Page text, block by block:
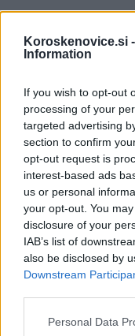
Koroskenovice.si -
Information
If you wish to opt-out
processing of your
targeted advertising
section to confirm
opt-out request is
interest-based ads
us or personal
your opt-out. You
disclosure of your
IAB’s list of
also be disclosed by
Downstream
Please note that this
Personal Data
Občine: Slovenj Gradec
Črna na Koroškem
Kategorije: Novice
Novice
Ključne besede:
ZAŠČITA
Več iz kraja